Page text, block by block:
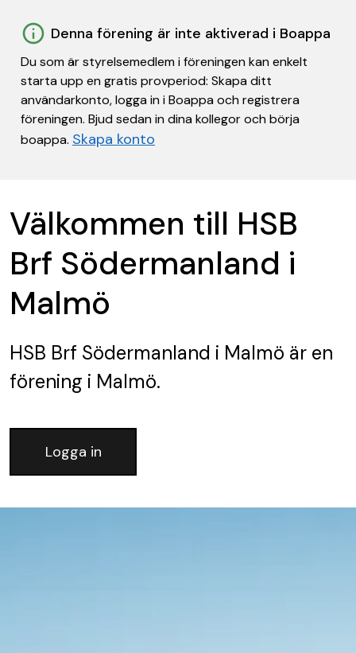
Denna förening är inte aktiverad i Boappa
Du som är styrelsemedlem i föreningen kan enkelt
starta upp en gratis provperiod: Skapa ditt
användarkonto, logga in i Boappa och registrera
föreningen. Bjud sedan in dina kollegor och börja
boappa. Skapa konto
Välkommen till HSB
Brf Södermanland i
Malmö
HSB Brf Södermanland i Malmö är en
förening i Malmö.
Logga in